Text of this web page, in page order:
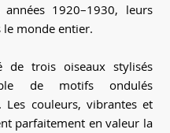
1920–1930, leurs
le monde entier.
de trois oiseaux stylisés
de motifs ondulés
Les couleurs, vibrantes et
parfaitement en valeur la